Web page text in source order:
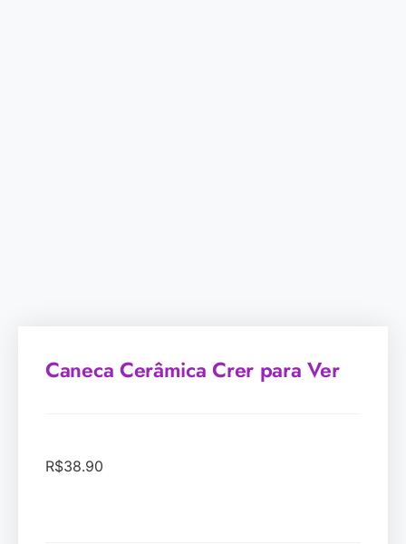
Caneca Cerâmica Crer para Ver
R$38.90